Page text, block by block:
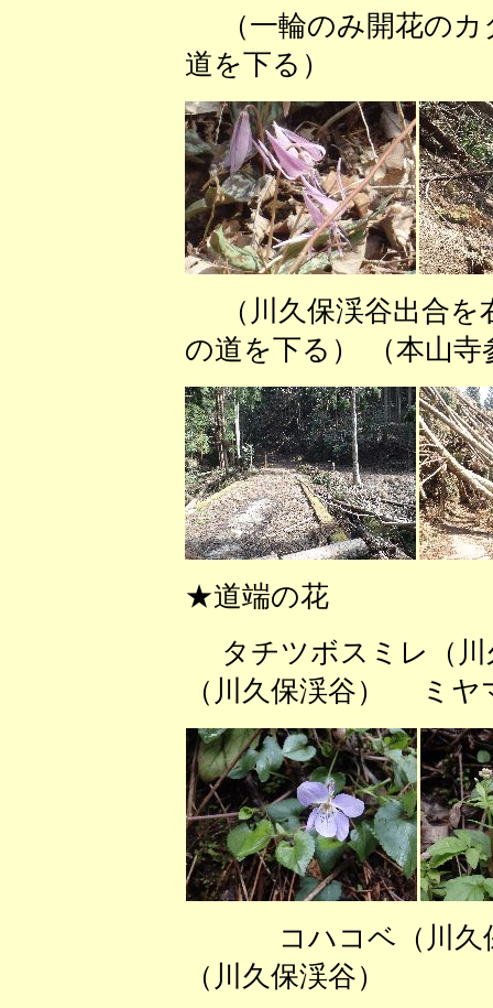
（一輪のみ開花
道を下る） （
（川久保渓谷出合
の道を下る） （本山寺
★道端の花
タチツボスミレ（
（川久保渓谷） ミヤ
コハコベ（川久
（川久保渓谷）